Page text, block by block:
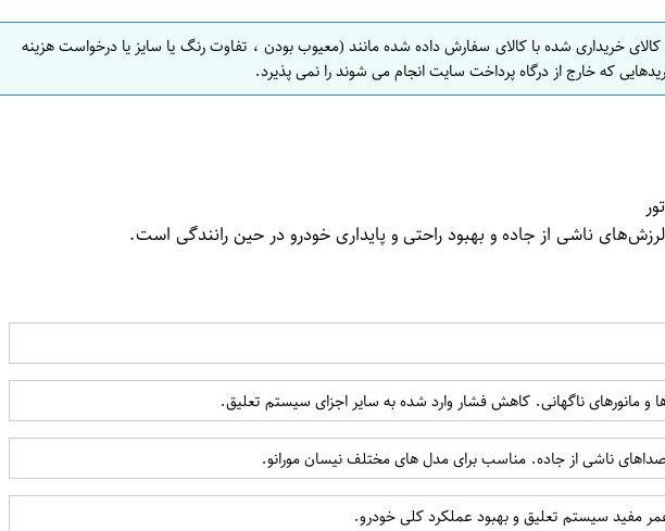
خریداری شده با کالای سفارش داده شده مانند (معیوب بودن ، تفاوت رنگ یا سایز یا درخواست هزینه
که خارج از درگاه پرداخت سایت انجام می شوند را نمی پذیرد.
ناشی از جاده و بهبود راحتی و پایداری خودرو در حین رانندگی است.
مانورهای ناگهانی. کاهش فشار وارد شده به سایر اجزای سیستم تعلیق.
ناشی از جاده. مناسب برای مدل های مختلف نیسان مورانو.
مفید سیستم تعلیق و بهبود عملکرد کلی خودرو.